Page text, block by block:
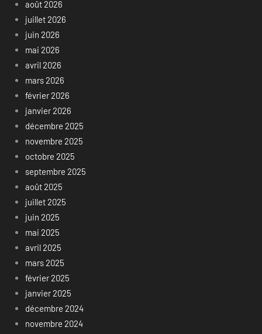
août 2026
juillet 2026
juin 2026
mai 2026
avril 2026
mars 2026
février 2026
janvier 2026
décembre 2025
novembre 2025
octobre 2025
septembre 2025
août 2025
juillet 2025
juin 2025
mai 2025
avril 2025
mars 2025
février 2025
janvier 2025
décembre 2024
novembre 2024